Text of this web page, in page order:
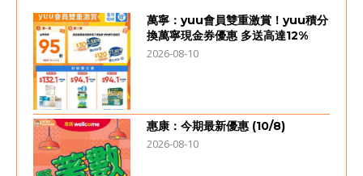
萬寧：yuu會員雙重激賞！yuu積分
換萬寧現金券優惠 多送高達12%
2026-08-10
惠康：今期最新優惠 (10/8)
2026-08-10